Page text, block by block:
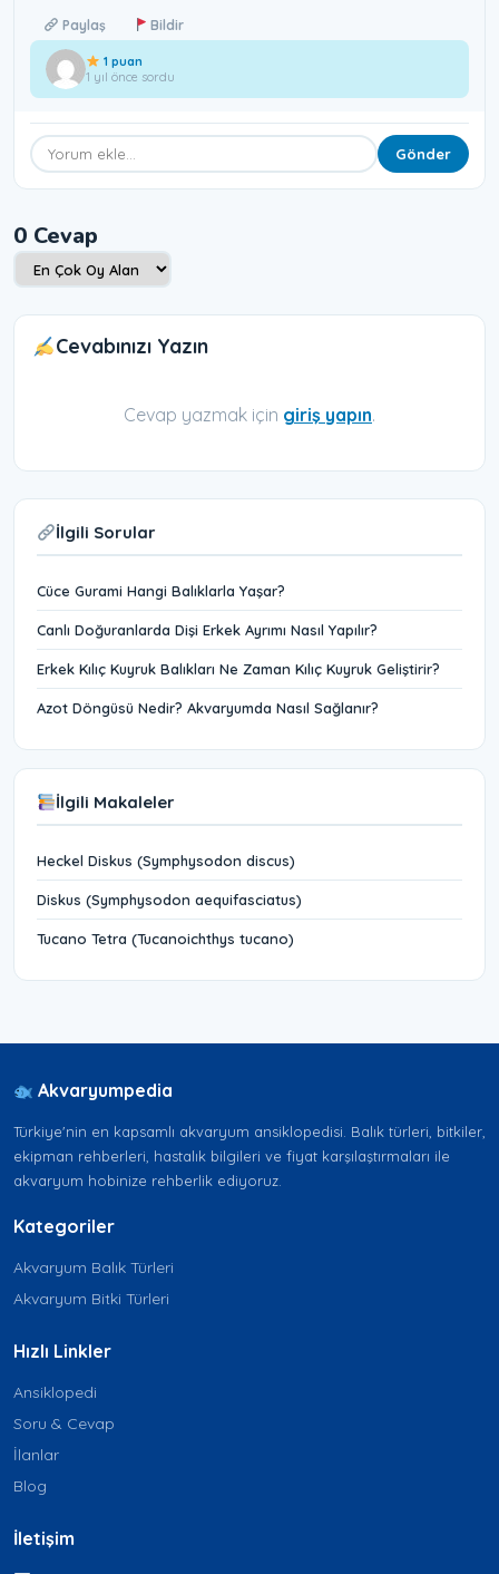
Paylaş Bildir
1 puan
1 yıl önce sordu
Gönder
0 Cevap
Cevabınızı Yazın
Cevap yazmak için giriş yapın.
İlgili Sorular
Cüce Gurami Hangi Balıklarla Yaşar?
Canlı Doğuranlarda Dişi Erkek Ayrımı Nasıl Yapılır?
Erkek Kılıç Kuyruk Balıkları Ne Zaman Kılıç Kuyruk Geliştirir?
Azot Döngüsü Nedir? Akvaryumda Nasıl Sağlanır?
İlgili Makaleler
Heckel Diskus (Symphysodon discus)
Diskus (Symphysodon aequifasciatus)
Tucano Tetra (Tucanoichthys tucano)
Akvaryumpedia
Türkiye'nin en kapsamlı akvaryum ansiklopedisi. Balık türleri, bitkiler,
ekipman rehberleri, hastalık bilgileri ve fiyat karşılaştırmaları ile
akvaryum hobinize rehberlik ediyoruz.
Kategoriler
Akvaryum Balık Türleri
Akvaryum Bitki Türleri
Hızlı Linkler
Ansiklopedi
Soru & Cevap
İlanlar
Blog
İletişim